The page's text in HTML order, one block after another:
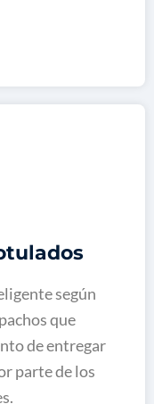
según
que
de entregar
parte de los